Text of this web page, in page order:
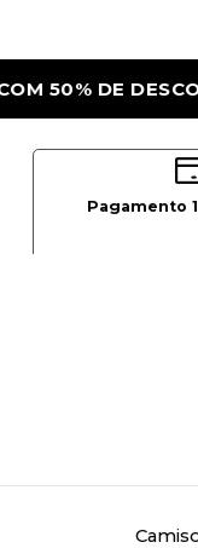
A 2ª
Pagamento